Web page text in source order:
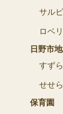
サル
ロベ
日野市
すず
せせ
保育園